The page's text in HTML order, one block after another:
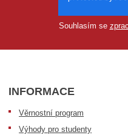
Souhlasím se
INFORMACE
Věrnostní program
Výhody pro studenty